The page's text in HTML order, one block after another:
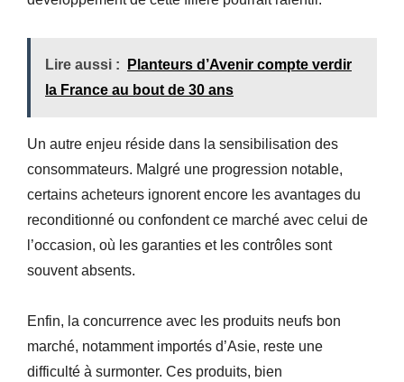
Lire aussi :
Planteurs d’Avenir compte verdir
la France au bout de 30 ans
Un autre enjeu réside dans la sensibilisation des
consommateurs. Malgré une progression notable,
certains acheteurs ignorent encore les avantages du
reconditionné ou confondent ce marché avec celui de
l’occasion, où les garanties et les contrôles sont
souvent absents.
Enfin, la concurrence avec les produits neufs bon
marché, notamment importés d’Asie, reste une
difficulté à surmonter. Ces produits, bien